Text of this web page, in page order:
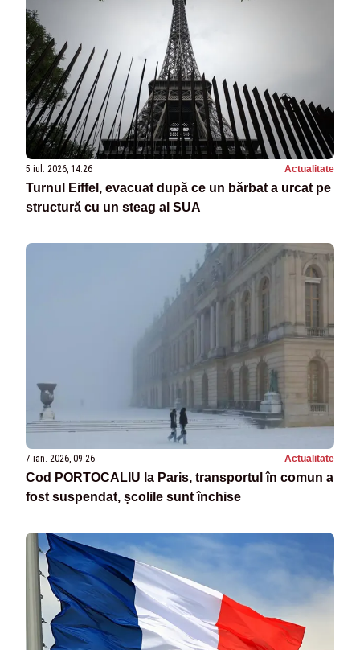
5 iul. 2026, 14:26 Actualitate
Turnul Eiffel, evacuat după ce un bărbat a urcat pe
structură cu un steag al SUA
7 ian. 2026, 09:26 Actualitate
Cod PORTOCALIU la Paris, transportul în comun a
fost suspendat, școlile sunt închise